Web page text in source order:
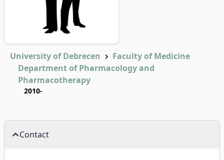
University of Debrecen
Faculty of Medicine
Department of Pharmacology and
Pharmacotherapy
2010-
Contact